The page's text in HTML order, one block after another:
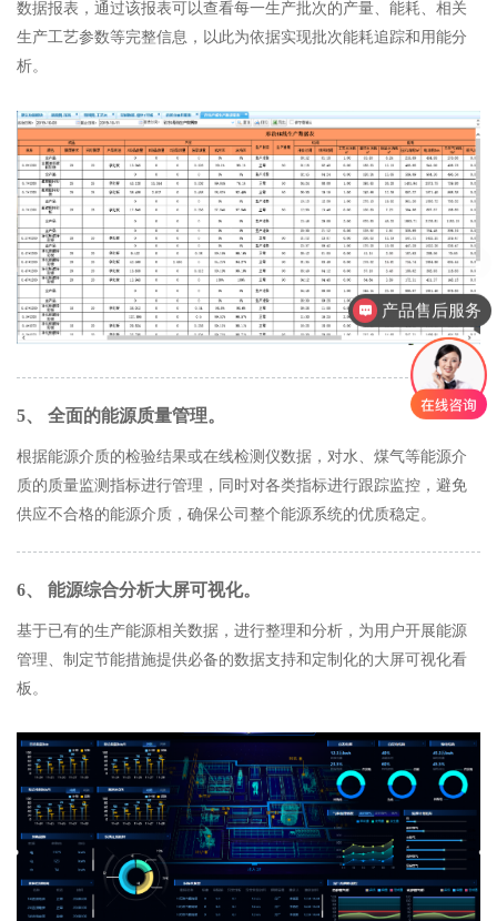
数据报表，通过该报表可以查看每一生产批次的产量、能耗、相关
生产工艺参数等完整信息，以此为依据实现批次能耗追踪和用能分
析。
5、 全面的能源质量管理。
根据能源介质的检验结果或在线检测仪数据，对水、煤气等能源介
质的质量监测指标进行管理，同时对各类指标进行跟踪监控，避免
供应不合格的能源介质，确保公司整个能源系统的优质稳定。
6、 能源综合分析大屏可视化。
基于已有的生产能源相关数据，进行整理和分析，为用户开展能源
管理、制定节能措施提供必备的数据支持和定制化的大屏可视化看
板。
产品售后服务